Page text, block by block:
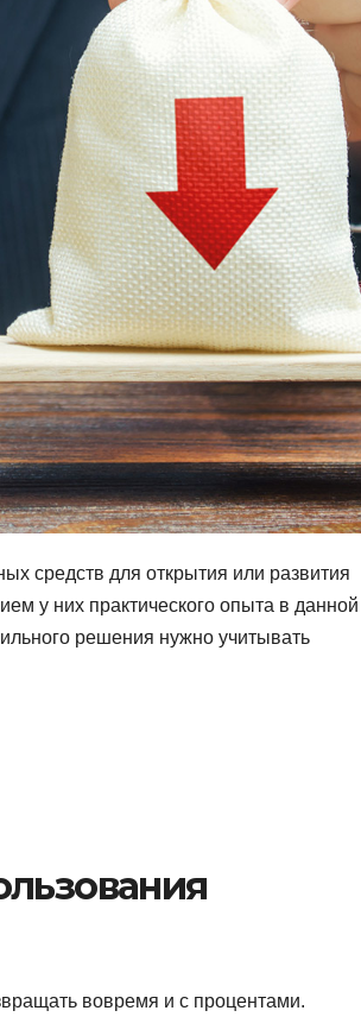
средств для открытия или развития
у них практического опыта в данной
решения нужно учитывать
вовремя и с процентами.